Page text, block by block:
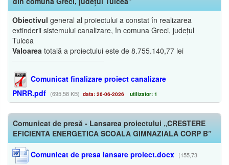
Obiectivul general al proiectului a constat în realizarea
extinderii sistemului canalizare, în comuna Greci, județul
Tulcea
Valoarea totală a proiectului este de 8.755.140,77 lei
Comunicat finalizare proiect canalizare
PNRR.pdf (695,58 KB) data: 26-06-2026 utilizator: 1
Comunicat de presă - Lansarea proiectului „CRESTERE
EFICIENTA ENERGETICA SCOALA GIMNAZIALA CORP B”
Comunicat de presa lansare proiect.docx (155,73